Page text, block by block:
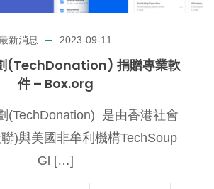
新消息 2023-09-11
(TechDonation) 捐贈專業軟
件 – Box.org
(TechDonation) 是由香港社會
)與美國非牟利機構TechSoup
Gl […]